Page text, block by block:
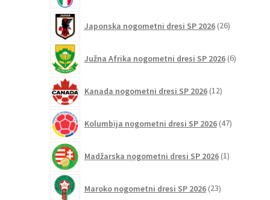
Japonska nogometni dresi SP 2026 26izdelkov
Južna Afrika nogometni dresi SP 2026 6izdelkov
Kanada nogometni dresi SP 2026 12izdelkov
Kolumbija nogometni dresi SP 2026 47izdelkov
Madžarska nogometni dresi SP 2026 1izdelek
Maroko nogometni dresi SP 2026 23izdelkov